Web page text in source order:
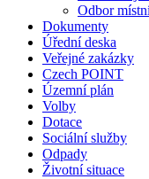
Odbor
Dokumenty
Úřední deska
Veřejné zakázky
Czech POINT
Územní plán
Volby
Dotace
Sociální služby
Odpady
Životní situace